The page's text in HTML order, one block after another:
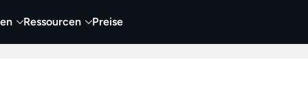
Ressourcen Preise
Video Visueller Content